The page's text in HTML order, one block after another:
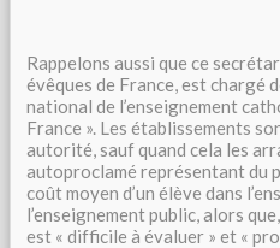
Rappelons aussi que ce
évêques de France, est chargé
national de l’enseignement
France ». Les établissements
autorité, sauf quand cela les
autoproclamé représentant du
coût moyen d’un élève dans
l’enseignement public, alors
est « difficile à évaluer » et «